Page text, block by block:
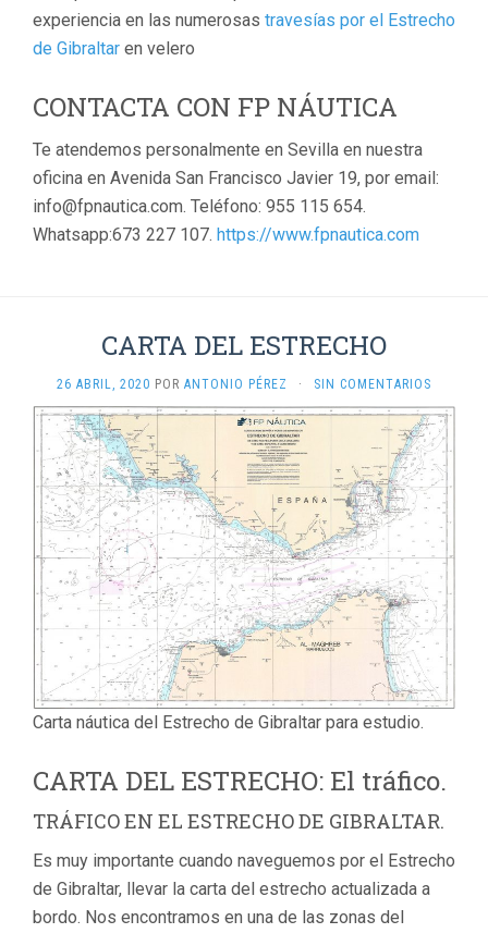
experiencia en las numerosas travesías por el Estrecho
de Gibraltar en velero
CONTACTA CON FP NÁUTICA
Te atendemos personalmente en Sevilla en nuestra
oficina en Avenida San Francisco Javier 19, por email:
info@fpnautica.com. Teléfono: 955 115 654.
Whatsapp:673 227 107. https://www.fpnautica.com
CARTA DEL ESTRECHO
26 ABRIL, 2020 POR ANTONIO PÉREZ · SIN COMENTARIOS
Carta náutica del Estrecho de Gibraltar para estudio.
CARTA DEL ESTRECHO: El tráfico.
TRÁFICO EN EL ESTRECHO DE GIBRALTAR.
Es muy importante cuando naveguemos por el Estrecho
de Gibraltar, llevar la carta del estrecho actualizada a
bordo. Nos encontramos en una de las zonas del